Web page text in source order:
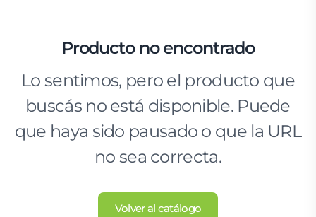
Producto no encontrado
Lo sentimos, pero el producto que
buscás no está disponible. Puede
que haya sido pausado o que la URL
no sea correcta.
Volver al catálogo